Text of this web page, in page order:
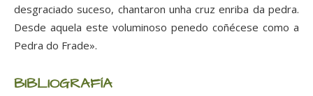
desgraciado suceso, chantaron unha cruz enriba da pedra.
Desde aquela este voluminoso penedo coñécese como a
Pedra do Frade».
BIBLIOGRAFÍA